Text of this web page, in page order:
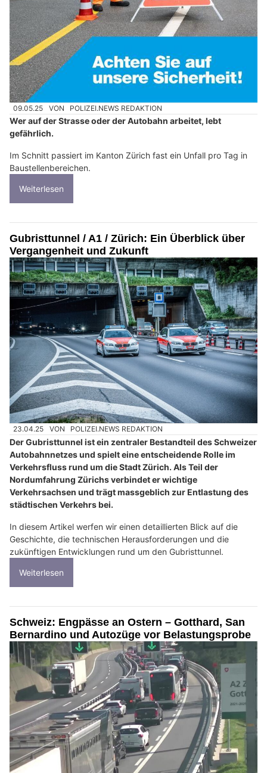
09.05.25 VON POLIZEI.NEWS REDAKTION
Wer auf der Strasse oder der Autobahn arbeitet, lebt
gefährlich.
Im Schnitt passiert im Kanton Zürich fast ein Unfall pro Tag in
Baustellenbereichen.
Weiterlesen
Gubristtunnel / A1 / Zürich: Ein Überblick über
Vergangenheit und Zukunft
23.04.25 VON POLIZEI.NEWS REDAKTION
Der Gubristtunnel ist ein zentraler Bestandteil des Schweizer
Autobahnnetzes und spielt eine entscheidende Rolle im
Verkehrsfluss rund um die Stadt Zürich. Als Teil der
Nordumfahrung Zürichs verbindet er wichtige
Verkehrsachsen und trägt massgeblich zur Entlastung des
städtischen Verkehrs bei.
In diesem Artikel werfen wir einen detaillierten Blick auf die
Geschichte, die technischen Herausforderungen und die
zukünftigen Entwicklungen rund um den Gubristtunnel.
Weiterlesen
Schweiz: Engpässe an Ostern – Gotthard, San
Bernardino und Autozüge vor Belastungsprobe